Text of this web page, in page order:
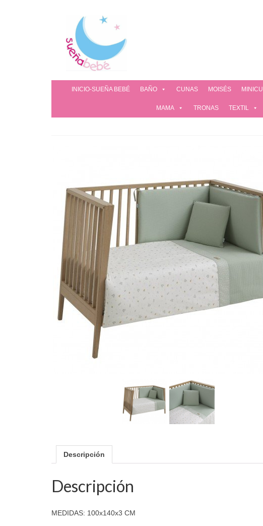
INICIO-SUEÑA BEBÉ BAÑO CUNAS MOISÉS
MAMA TRONAS TEXTIL
Descripción
Descripción
MEDIDAS: 100x140x3 CM